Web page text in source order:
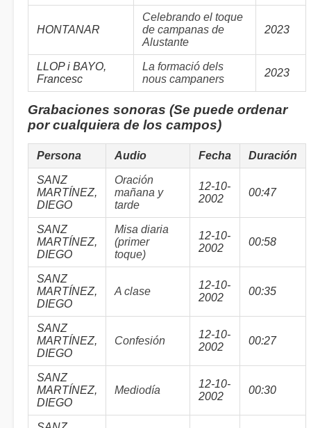
HONTANAR
Celebrando el toque
de campanas de
Alustante
2023
LLOP i BAYO,
Francesc
La formació dels
nous campaners
2023
Grabaciones sonoras (Se puede ordenar
por cualquiera de los campos)
Persona Audio Fecha Duración
SANZ
MARTÍNEZ,
DIEGO
Oración
mañana y
tarde
12-10-
2002
00:47
SANZ
MARTÍNEZ,
DIEGO
Misa diaria
(primer
toque)
12-10-
2002
00:58
SANZ
MARTÍNEZ,
DIEGO
A clase
12-10-
2002
00:35
SANZ
MARTÍNEZ,
DIEGO
Confesión
12-10-
2002
00:27
SANZ
MARTÍNEZ,
DIEGO
Mediodía
12-10-
2002
00:30